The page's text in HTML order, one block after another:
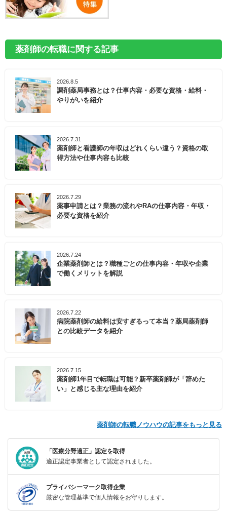
薬剤師の転職に関する記事
2026.8.5
調剤薬局事務とは？仕事内容・必要な資格・給料・
やりがいを紹介
2026.7.31
薬剤師と看護師の年収はどれくらい違う？資格の取
得方法や仕事内容も比較
2026.7.29
薬事申請とは？業務の流れやRAの仕事内容・年収・
必要な資格を紹介
2026.7.24
企業薬剤師とは？職種ごとの仕事内容・年収や企業
で働くメリットを解説
2026.7.22
病院薬剤師の給料は安すぎるって本当？薬局薬剤師
との比較データを紹介
2026.7.15
薬剤師1年目で転職は可能？新卒薬剤師が「辞めた
い」と感じる主な理由を紹介
薬剤師の転職ノウハウの記事をもっと見る
「医療分野適正」認定を取得
適正認定事業者として認定されました。
プライバシーマーク取得企業
厳密な管理基準で個人情報をお守りします。